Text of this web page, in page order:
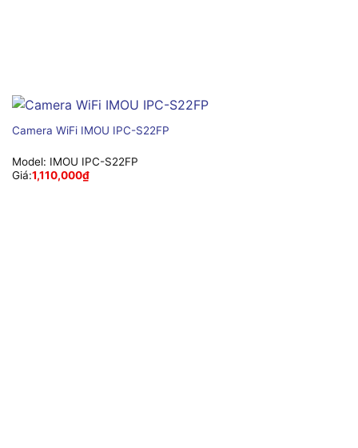
Camera WiFi IMOU IPC-S22FP
Model: IMOU IPC-S22FP
Giá:1,110,000₫